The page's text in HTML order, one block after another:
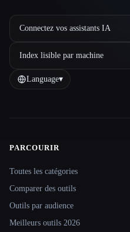
Connectez vos assistants IA
Index lisible par machine
Language▾
Site navigation
PARCOURIR
Toutes les catégories
Comparer des outils
Outils par audience
Meilleurs outils 2026